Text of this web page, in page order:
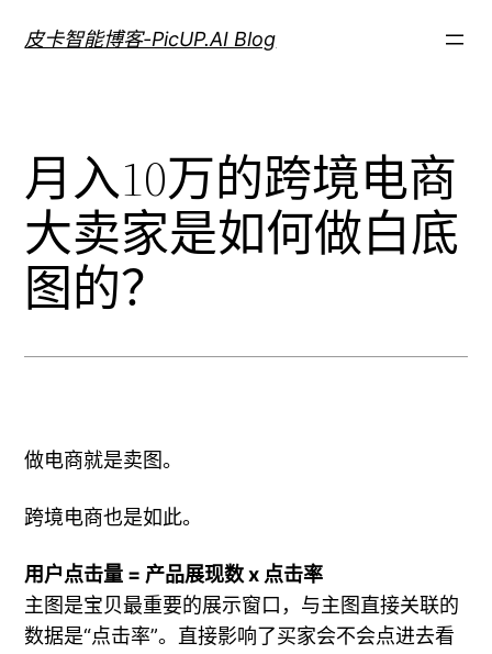
皮卡智能博客-PicUP.AI Blog
月入10万的跨境电商
大卖家是如何做白底
图的？
做电商就是卖图。
跨境电商也是如此。
用户点击量 = 产品展现数 x 点击率
主图是宝贝最重要的展示窗口，与主图直接关联的
数据是“点击率”。直接影响了买家会不会点进去看